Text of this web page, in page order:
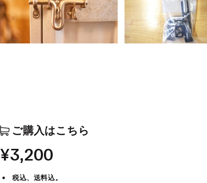
ご購入はこちら
¥3,200
税込、送料込。